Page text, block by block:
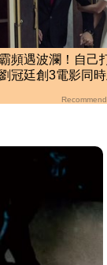
霸頻遇波瀾！自己
冠廷創3電影同